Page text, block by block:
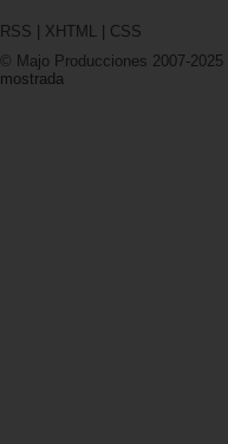
RSS XHTML CSS
© Majo Producciones 2007-2025
mostrada